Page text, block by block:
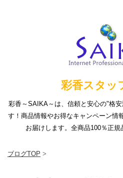
彩香スタッ
彩香～SAIKA～は、信頼と安心の"格
す！商品情報やお得なキャンペーン情
お届けします。全商品100％正規
ブログTOP >